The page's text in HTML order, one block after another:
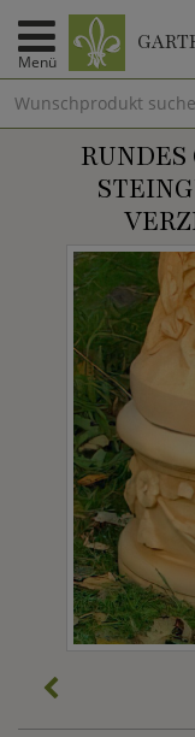
Menü